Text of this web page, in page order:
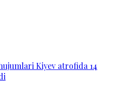
Kiyev atrofida 14